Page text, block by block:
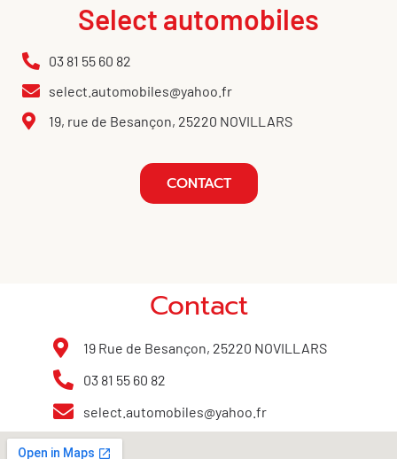
Select automobiles
03 81 55 60 82
select.automobiles@yahoo.fr
19, rue de Besançon, 25220 NOVILLARS
CONTACT
Contact
19 Rue de Besançon, 25220 NOVILLARS
03 81 55 60 82
select.automobiles@yahoo.fr